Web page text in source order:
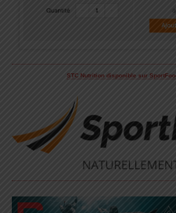
STC Nutrition disponible sur